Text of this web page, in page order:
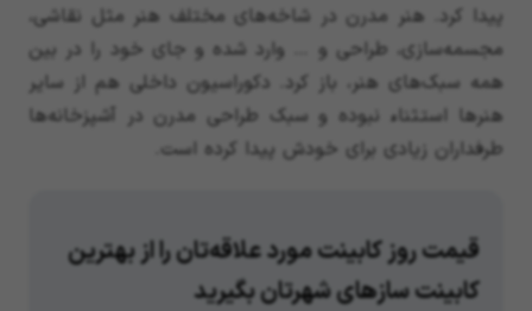
پیدا کرد. هنر مدرن در شاخه‌های مختلف هنر مثل نقاشی،
مجسمه‌سازی، طراحی و … وارد شده و جای خود را در بین
همه سبک‌های هنر، باز کرد. دکوراسیون داخلی هم از سایر
هنرها استثناء نبوده و سبک طراحی مدرن در آشپزخانه‌ها
طرفداران زیادی برای خودش پیدا کرده است.
قیمت روز کابینت مورد علاقه‌تان را از بهترین
کابینت سازهای شهرتان بگیرید